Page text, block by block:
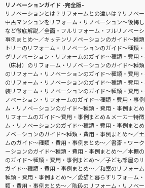
リノベーションガイド -完全版-
リノベーションとは？リフォームとの違いは？リノベ
中古マンションをリフォーム・リノベーション〜後悔
など徹底解説
全面・フルリフォーム・フルリノベー
事例まとめ〜
キッチンリノベーションのガイド〜種
トリーのリフォーム・リノベーションのガイド〜種類
グリノベーション・リフォームのガイド〜種類・費用
（床材）のリフォーム・リノベーションのガイド〜種
のリフォーム・リノベーションのガイド〜種類・費用
のリフォーム・リノベーションのガイド〜種類・費用
装リフォーム・リノベーションのガイド〜種類・費用
ノベーション・リフォームのガイド〜種類・費用・事
ム・リノベーションのガイド〜種類・費用・事例まと
リフォームのガイド〜費用・事例まとめ＆メーカー特
ム・リノベーションのガイド〜種類・費用・事例まと
ノベーションのガイド〜種類・費用・事例まとめ〜
ムのガイド〜種類・費用・事例まとめ〜
書斎・ワー
ーションのガイド〜種類・費用・事例まとめ〜
本棚
のガイド〜種類・費用・事例まとめ〜
子ども部屋の
ガイド〜種類・費用・事例まとめ〜
和室のリフォー
種類・費用・事例まとめ〜
愛猫と暮らすリフォーム
類・費用・事例まとめ〜
階段のリフォーム・リノベ